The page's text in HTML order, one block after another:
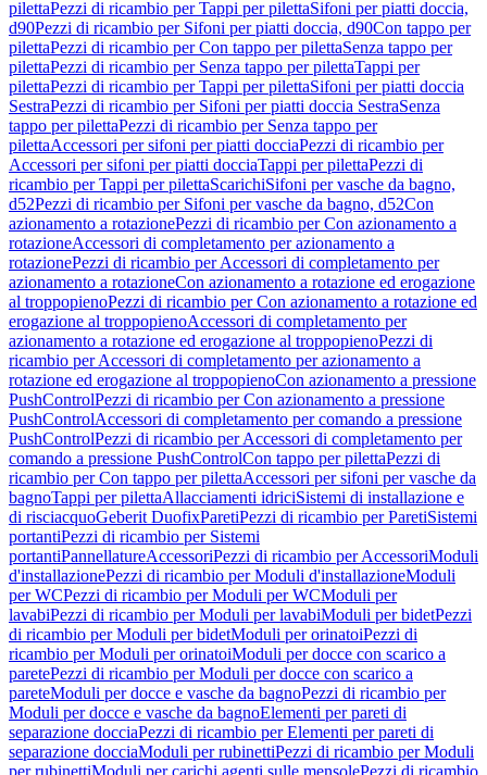
pilettaPezzi di ricambio per Tappi per pilettaSifoni per piatti doccia,
d90Pezzi di ricambio per Sifoni per piatti doccia, d90Con tappo per
pilettaPezzi di ricambio per Con tappo per pilettaSenza tappo per
pilettaPezzi di ricambio per Senza tappo per pilettaTappi per
pilettaPezzi di ricambio per Tappi per pilettaSifoni per piatti doccia
SestraPezzi di ricambio per Sifoni per piatti doccia SestraSenza
tappo per pilettaPezzi di ricambio per Senza tappo per
pilettaAccessori per sifoni per piatti docciaPezzi di ricambio per
Accessori per sifoni per piatti docciaTappi per pilettaPezzi di
ricambio per Tappi per pilettaScarichiSifoni per vasche da bagno,
d52Pezzi di ricambio per Sifoni per vasche da bagno, d52Con
azionamento a rotazionePezzi di ricambio per Con azionamento a
rotazioneAccessori di completamento per azionamento a
rotazionePezzi di ricambio per Accessori di completamento per
azionamento a rotazioneCon azionamento a rotazione ed erogazione
al troppopienoPezzi di ricambio per Con azionamento a rotazione ed
erogazione al troppopienoAccessori di completamento per
azionamento a rotazione ed erogazione al troppopienoPezzi di
ricambio per Accessori di completamento per azionamento a
rotazione ed erogazione al troppopienoCon azionamento a pressione
PushControlPezzi di ricambio per Con azionamento a pressione
PushControlAccessori di completamento per comando a pressione
PushControlPezzi di ricambio per Accessori di completamento per
comando a pressione PushControlCon tappo per pilettaPezzi di
ricambio per Con tappo per pilettaAccessori per sifoni per vasche da
bagnoTappi per pilettaAllacciamenti idriciSistemi di installazione e
di risciacquoGeberit DuofixParetiPezzi di ricambio per ParetiSistemi
portantiPezzi di ricambio per Sistemi
portantiPannellatureAccessoriPezzi di ricambio per AccessoriModuli
d'installazionePezzi di ricambio per Moduli d'installazioneModuli
per WCPezzi di ricambio per Moduli per WCModuli per
lavabiPezzi di ricambio per Moduli per lavabiModuli per bidetPezzi
di ricambio per Moduli per bidetModuli per orinatoiPezzi di
ricambio per Moduli per orinatoiModuli per docce con scarico a
paretePezzi di ricambio per Moduli per docce con scarico a
pareteModuli per docce e vasche da bagnoPezzi di ricambio per
Moduli per docce e vasche da bagnoElementi per pareti di
separazione docciaPezzi di ricambio per Elementi per pareti di
separazione docciaModuli per rubinettiPezzi di ricambio per Moduli
per rubinettiModuli per carichi agenti sulle mensolePezzi di ricambio